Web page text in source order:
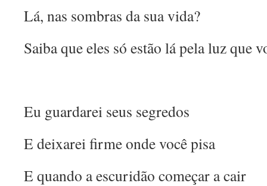
Lá, nas sombras da sua vida?
Saiba que eles só estão lá pela luz que
Eu guardarei seus segredos
E deixarei firme onde você pisa
E quando a escuridão começar a cair